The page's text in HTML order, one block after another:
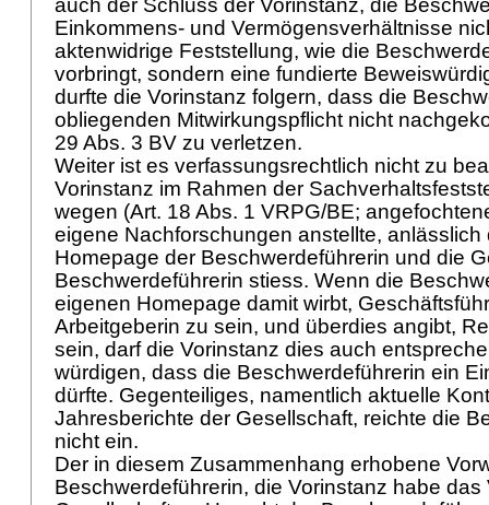
auch der Schluss der Vorinstanz, die
Einkommens- und Vermögensverhältnisse
aktenwidrige Feststellung, wie die
vorbringt, sondern eine fundierte
durfte die Vorinstanz folgern, dass die
obliegenden Mitwirkungspflicht nicht
29 Abs. 3 BV zu verletzen.
Weiter ist es verfassungsrechtlich nicht zu
Vorinstanz im Rahmen der
wegen (Art. 18 Abs. 1 VRPG/BE;
eigene Nachforschungen anstellte, anlässlich
Homepage der Beschwerdeführerin und die
Beschwerdeführerin stiess. Wenn die
eigenen Homepage damit wirbt,
Arbeitgeberin zu sein, und überdies angibt,
sein, darf die Vorinstanz dies auch
würdigen, dass die Beschwerdeführerin ein
dürfte. Gegenteiliges, namentlich aktuelle
Jahresberichte der Gesellschaft, reichte die
nicht ein.
Der in diesem Zusammenhang erhobene
Beschwerdeführerin, die Vorinstanz habe das